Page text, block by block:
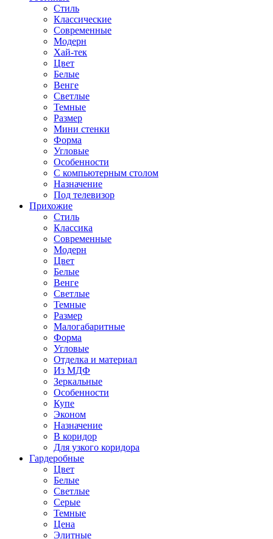
Стиль
Классические
Современные
Модерн
Хай-тек
Цвет
Белые
Венге
Светлые
Темные
Размер
Мини стенки
Форма
Угловые
Особенности
С компьютерным столом
Назначение
Под телевизор
Прихожие
Стиль
Классика
Современные
Модерн
Цвет
Белые
Венге
Светлые
Темные
Размер
Малогабаритные
Форма
Угловые
Отделка и материал
Из МДФ
Зеркальные
Особенности
Купе
Эконом
Назначение
В коридор
Для узкого коридора
Гардеробные
Цвет
Белые
Светлые
Серые
Темные
Цена
Элитные